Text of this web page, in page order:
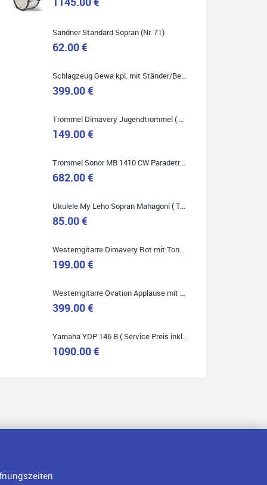
und top beraten worden. Ich würde den Besuch im
Musikgeschäft Stöppel jedem Onlineshopping
Quelle: Google-Rezension
Klein...aber fein!
Toller Service, nette Leute. Immer wieder gerne..
Quelle: Google-Rezension
Sandner Standard Sopran (Nr. 71)
62.00 €
399.00 €
149.00 €
Trommel Sonor MB 1410 CW Paradetrommel ( Service Preis inkl. Werkstatt Service )
682.00 €
Ukulele My Leho Sopran Mahagoni ( Top Empfehlung ! )
85.00 €
199.00 €
399.00 €
1090.00 €